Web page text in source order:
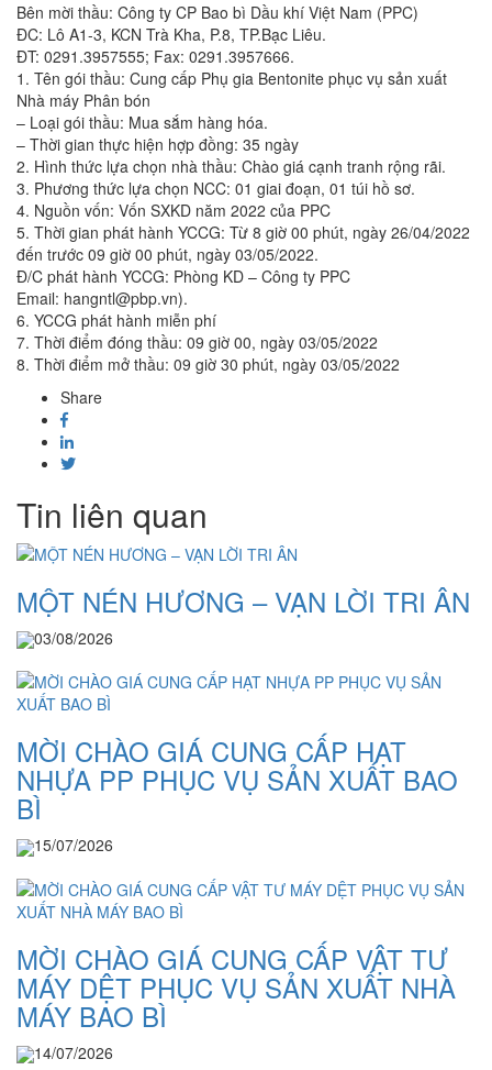
Bên mời thầu: Công ty CP Bao bì Dầu khí Việt Nam (PPC)
ĐC: Lô A1-3, KCN Trà Kha, P.8, TP.Bạc Liêu.
ĐT: 0291.3957555; Fax: 0291.3957666.
1. Tên gói thầu: Cung cấp Phụ gia Bentonite phục vụ sản xuất
Nhà máy Phân bón
– Loại gói thầu: Mua sắm hàng hóa.
– Thời gian thực hiện hợp đồng: 35 ngày
2. Hình thức lựa chọn nhà thầu: Chào giá cạnh tranh rộng rãi.
3. Phương thức lựa chọn NCC: 01 giai đoạn, 01 túi hồ sơ.
4. Nguồn vốn: Vốn SXKD năm 2022 của PPC
5. Thời gian phát hành YCCG: Từ 8 giờ 00 phút, ngày 26/04/2022
đến trước 09 giờ 00 phút, ngày 03/05/2022.
Đ/C phát hành YCCG: Phòng KD – Công ty PPC
Email: hangntl@pbp.vn).
6. YCCG phát hành miễn phí
7. Thời điểm đóng thầu: 09 giờ 00, ngày 03/05/2022
8. Thời điểm mở thầu: 09 giờ 30 phút, ngày 03/05/2022
Share
Tin liên quan
MỘT NÉN HƯƠNG – VẠN LỜI TRI ÂN
03/08/2026
MỜI CHÀO GIÁ CUNG CẤP HẠT
NHỰA PP PHỤC VỤ SẢN XUẤT BAO
BÌ
15/07/2026
MỜI CHÀO GIÁ CUNG CẤP VẬT TƯ
MÁY DỆT PHỤC VỤ SẢN XUẤT NHÀ
MÁY BAO BÌ
14/07/2026